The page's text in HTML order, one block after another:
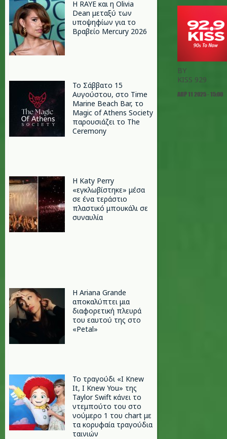
Η RAYE και η Olivia
Dean μεταξύ των
υποψηφίων για το
Βραβείο Mercury 2026
Το Σάββατο 15
Αυγούστου, στο Time
Marine Beach Bar, το
Magic of Athens Society
παρουσιάζει το The
Ceremony
H Katy Perry
«εγκλωβίστηκε» μέσα
σε ένα τεράστιο
πλαστικό μπουκάλι σε
συναυλία
Η Ariana Grande
αποκαλύπτει μια
διαφορετική πλευρά
του εαυτού της στο
«Petal»
Το τραγούδι «I Knew
It, I Knew You» της
Taylor Swift κάνει το
ντεμπούτο του στο
νούμερο 1 του chart με
τα κορυφαία τραγούδια
ταινιών
BY
KISS 929
ΑΠΡ 11 2025 - 15:00